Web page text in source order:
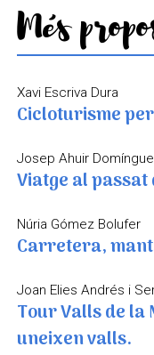
Més
Xavi Escriva Dura
Cicloturisme
Josep Ahuir
Viatge al
Núria Gómez Bolufer
Carretera,
Joan Elies Andrés i
Tour Valls de la
uneixen valls.